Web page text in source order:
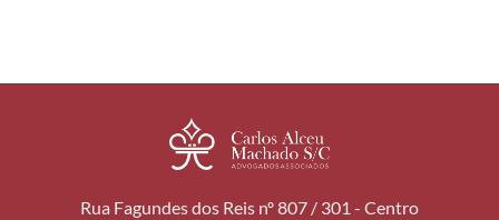
Rua Fagundes dos Reis nº 807 / 301 - Centro